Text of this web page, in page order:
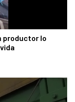
productor lo